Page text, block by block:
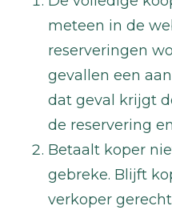
meteen in de
reserveringen
gevallen een
dat geval krijgt
de reservering
Betaalt koper
gebreke. Blijft
verkoper